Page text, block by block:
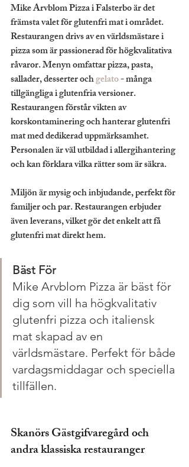
Mike Arvblom Pizza i Falsterbo är det
främsta valet för glutenfri mat i området.
Restaurangen drivs av en världsmästare i
pizza som är passionerad för högkvalitativa
råvaror. Menyn omfattar pizza, pasta,
sallader, desserter och gelato - många
tillgängliga i glutenfria versioner.
Restaurangen förstår vikten av
korskontaminering och hanterar glutenfri
mat med dedikerad uppmärksamhet.
Personalen är väl utbildad i allergihantering
och kan förklara vilka rätter som är säkra.
Miljön är mysig och inbjudande, perfekt för
familjer och par. Restaurangen erbjuder
även leverans, vilket gör det enkelt att få
glutenfri mat direkt hem.
Bäst För
Mike Arvblom Pizza är bäst för
dig som vill ha högkvalitativ
glutenfri pizza och italiensk
mat skapad av en
världsmästare. Perfekt för både
vardagsmiddagar och speciella
tillfällen.
Skanörs Gästgifvaregård och
andra klassiska restauranger